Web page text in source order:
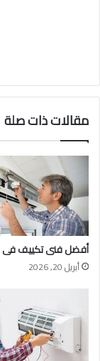
مقالات ذات صلة
أفضل فنى تكييف فى
أبريل 20, 2026